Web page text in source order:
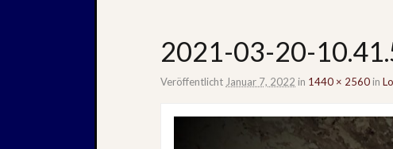
2021-03-20-
Veröffentlicht Januar 7, 2022 in 1440 × 2560 in